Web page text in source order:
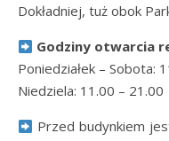
Dokładniej, tuż obok
Godziny otwarcia
Poniedziałek – Sobota:
Niedziela: 11.00 – 21.00
Przed budynkiem